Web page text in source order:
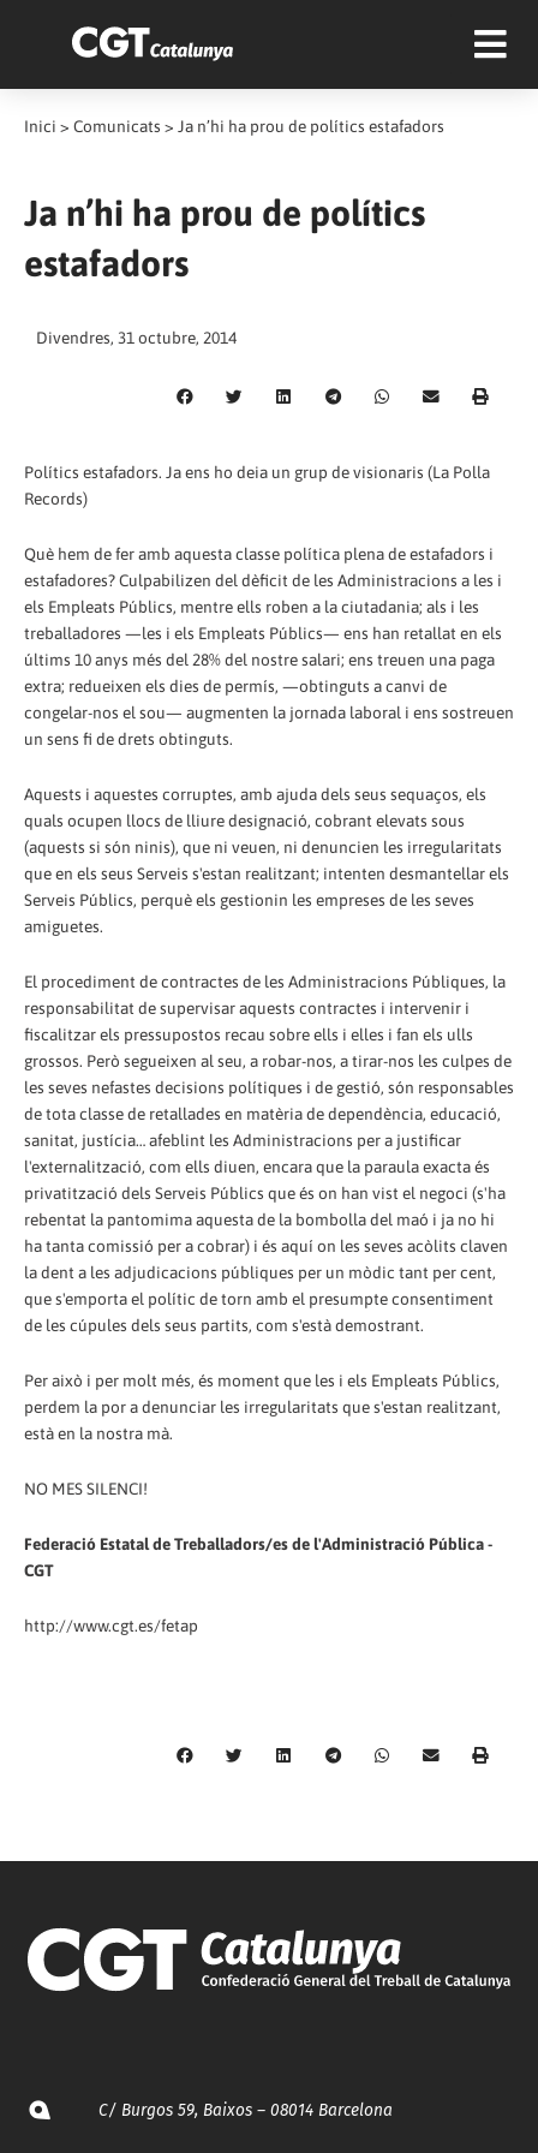
Inici > Comunicats > Ja n’hi ha prou de polítics estafadors
Ja n’hi ha prou de polítics
estafadors
Divendres, 31 octubre, 2014
Polítics estafadors. Ja ens ho deia un grup de visionaris (La Polla
Records)
Què hem de fer amb aquesta classe política plena de estafadors i
estafadores? Culpabilizen del dèficit de les Administracions a les i
els Empleats Públics, mentre ells roben a la ciutadania; als i les
treballadores —les i els Empleats Públics— ens han retallat en els
últims 10 anys més del 28% del nostre salari; ens treuen una paga
extra; redueixen els dies de permís, —obtinguts a canvi de
congelar-nos el sou— augmenten la jornada laboral i ens sostreuen
un sens fi de drets obtinguts.
Aquests i aquestes corruptes, amb ajuda dels seus sequaços, els
quals ocupen llocs de lliure designació, cobrant elevats sous
(aquests si són ninis), que ni veuen, ni denuncien les irregularitats
que en els seus Serveis s'estan realitzant; intenten desmantellar els
Serveis Públics, perquè els gestionin les empreses de les seves
amiguetes.
El procediment de contractes de les Administracions Públiques, la
responsabilitat de supervisar aquests contractes i intervenir i
fiscalitzar els pressupostos recau sobre ells i elles i fan els ulls
grossos. Però segueixen al seu, a robar-nos, a tirar-nos les culpes de
les seves nefastes decisions polítiques i de gestió, són responsables
de tota classe de retallades en matèria de dependència, educació,
sanitat, justícia… afeblint les Administracions per a justificar
l'externalització, com ells diuen, encara que la paraula exacta és
privatització dels Serveis Públics que és on han vist el negoci (s'ha
rebentat la pantomima aquesta de la bombolla del maó i ja no hi
ha tanta comissió per a cobrar) i és aquí on les seves acòlits claven
la dent a les adjudicacions públiques per un mòdic tant per cent,
que s'emporta el polític de torn amb el presumpte consentiment
de les cúpules dels seus partits, com s'està demostrant.
Per això i per molt més, és moment que les i els Empleats Públics,
perdem la por a denunciar les irregularitats que s'estan realitzant,
està en la nostra mà.
NO MES SILENCI!
Federació Estatal de Treballadors/es de l'Administració Pública -
CGT
http://www.cgt.es/fetap
C/ Burgos 59, Baixos – 08014 Barcelona